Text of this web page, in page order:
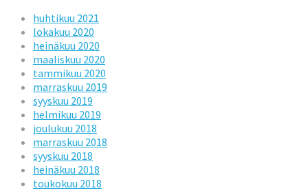
huhtikuu 2021
lokakuu 2020
heinäkuu 2020
maaliskuu 2020
tammikuu 2020
marraskuu 2019
syyskuu 2019
helmikuu 2019
joulukuu 2018
marraskuu 2018
syyskuu 2018
heinäkuu 2018
toukokuu 2018